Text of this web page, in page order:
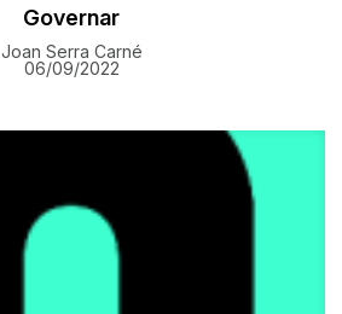
Governar
Joan Serra Carné
06/09/2022